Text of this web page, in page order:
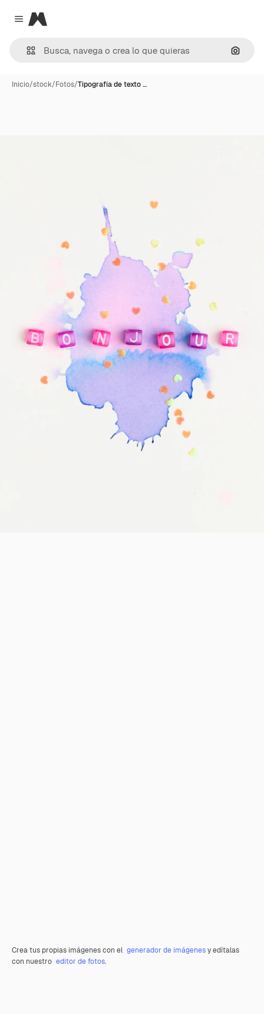
Close menu
Magnific
Inicio/stock/Fotos/Tipografía de texto …
Crea tus propias imágenes con el generador de imágenesy edítalas
con nuestro editor de fotos.